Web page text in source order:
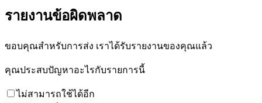
รายงานข้อผิดพลาด
ขอบคุณสำหรับการส่ง เราได้รับรายงานของคุณแล้ว
คุณประสบปัญหาอะไรกับรายการนี้
ไม่สามารถใช้ได้อีก